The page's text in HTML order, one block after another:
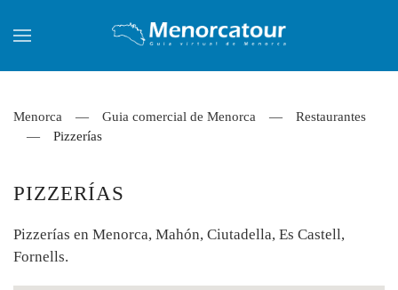
Skip to main content
Menorca Guia comercial de Menorca
Restaurantes
Pizzerías
PIZZERÍAS
Pizzerías en Menorca, Mahón, Ciutadella, Es Castell,
Fornells.